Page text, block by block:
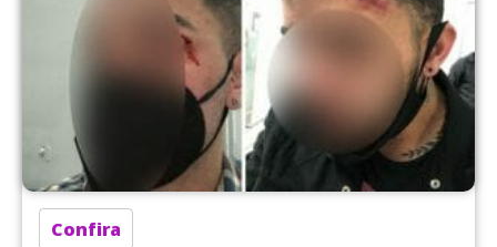
aparecem feridos e ensanguentados. […]
Confira